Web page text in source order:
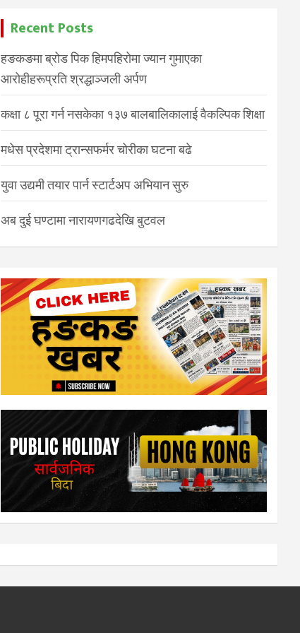
Recent Posts
हङकङमा ब्रोड पिक हिमपहिरोमा ज्यान गुमाएका
आरोहीहरूप्रति श्रद्धाञ्जली अर्पण
कक्षा ८ पूरा गर्न नसकेका १३७ बालबालिकालाई वैकल्पिक शिक्षा
मधेस प्रदेशमा ट्रान्सफर्मर चोरीका घटना बढे
युवा उद्यमी तयार पार्न स्टार्टअप अभियान सुरु
अब दुई घण्टामा नारायणगढदेखि बुटवल